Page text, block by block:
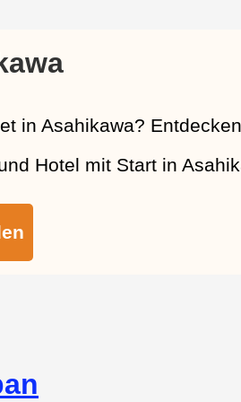
in Asahikawa?
Hotel mit Start in